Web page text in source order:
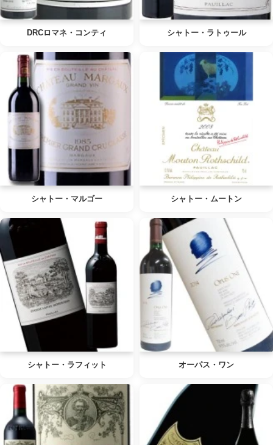
DRCロマネ・コンティ シャトー・ラトゥール
シャトー・マルゴー シャトー・ムートン
シャトー・ラフィット オーパス・ワン